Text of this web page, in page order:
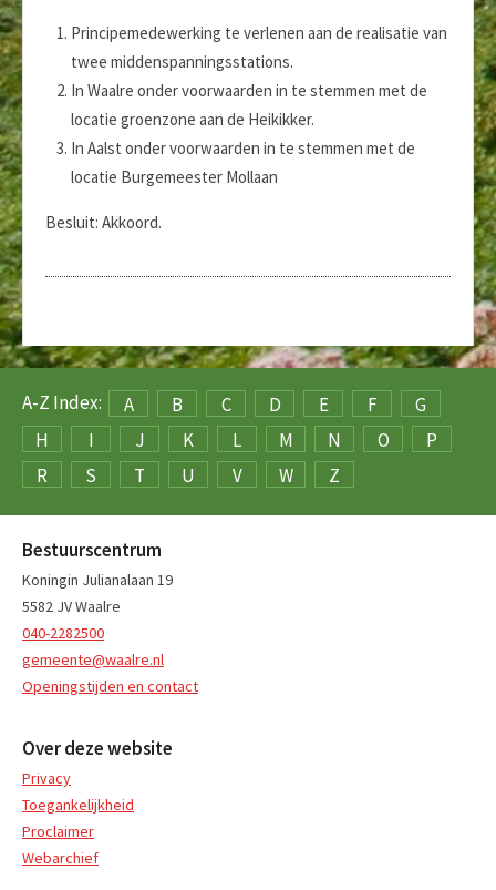
Principemedewerking te verlenen aan de realisatie van
twee middenspanningsstations.
In Waalre onder voorwaarden in te stemmen met de
locatie groenzone aan de Heikikker.
In Aalst onder voorwaarden in te stemmen met de
locatie Burgemeester Mollaan
Besluit: Akkoord.
A-Z Index: A B C D E F
G
H
I J K L M N O
P
R
S T U V W Z
Bestuurscentrum
Koningin Julianalaan 19
5582 JV Waalre
040-2282500
gemeente@waalre.nl
Openingstijden en contact
Over deze website
Privacy
Toegankelijkheid
Proclaimer
Webarchief